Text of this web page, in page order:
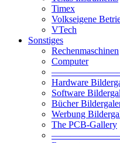
Timex
Volkseigene
VTech
Sonstiges
Rechenmaschinen
Computer
Hardware
Software
Bücher
Werbung
The PCB-Gallery